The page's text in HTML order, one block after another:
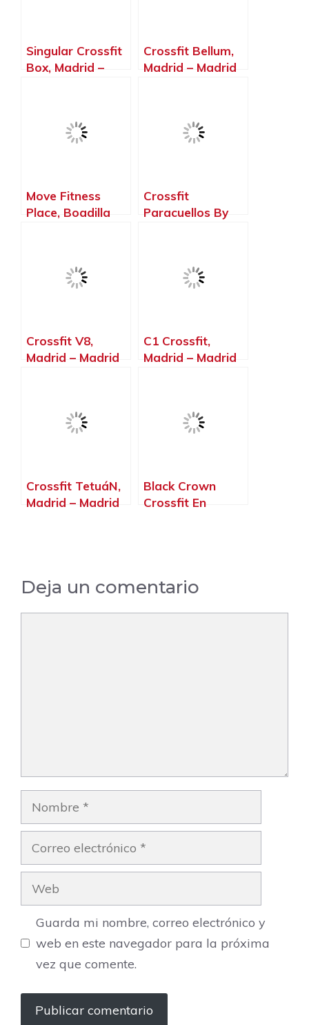
Singular Crossfit
Box, Madrid –
Crossfit Bellum,
Madrid – Madrid
Move Fitness
Place, Boadilla
Crossfit
Paracuellos By
Crossfit V8,
Madrid – Madrid
C1 Crossfit,
Madrid – Madrid
Crossfit TetuáN,
Madrid – Madrid
Black Crown
Crossfit En
Deja un comentario
Nombre
Correo
electrónico
Web
Guarda mi nombre, correo electrónico y
web en este navegador para la próxima
vez que comente.